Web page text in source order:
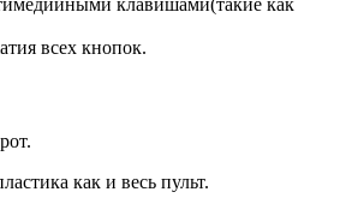
клавишами(такие как
всех кнопок.
как и весь пульт.